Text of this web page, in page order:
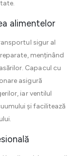
alimentelor
sigur al
menținând
Capacul cu
asigură
iar ventilul
și facilitează